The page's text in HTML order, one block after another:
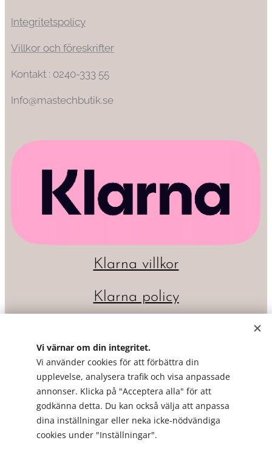
Integritetspolicy
Villkor och föreskrifter
Kontakt : 0240-333 55
Info@mastechbutik.se
Klarna villkor
Klarna policy
Vi värnar om din integritet.
Vi använder cookies för att förbättra din
upplevelse, analysera trafik och visa anpassade
annonser. Klicka på "Acceptera alla" för att
godkänna detta. Du kan också välja att anpassa
dina inställningar eller neka icke-nödvändiga
cookies under "Inställningar".